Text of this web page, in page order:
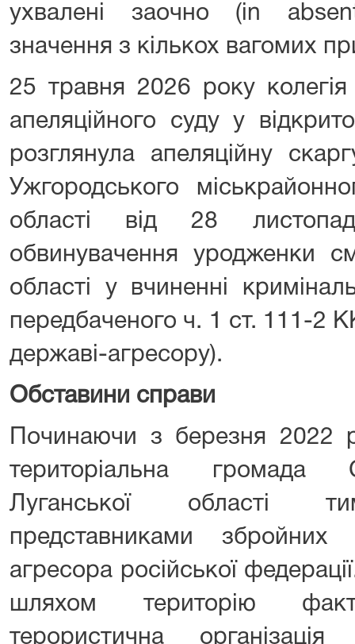
ухвалені заочно (in
значення з кількох вагомих
25 травня 2026 року колегія
апеляційного суду у
розглянула апеляційну
Ужгородського
області від 28
обвинувачення уродженки
області у вчиненні
передбаченого ч. 1 ст. 111-2
державі-агресору).
Обставини справи
Починаючи з березня 2022
територіальна громада
Луганської області
представниками
агресора російської
шляхом територію
терористична